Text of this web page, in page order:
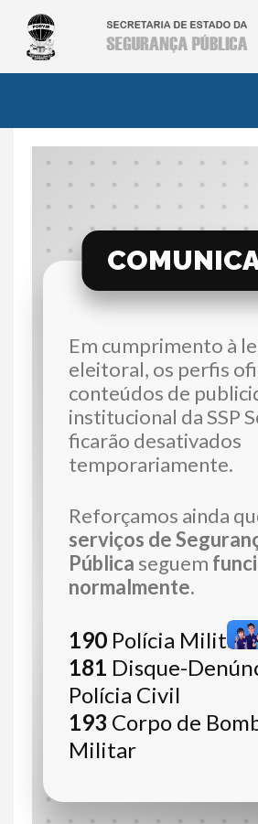
Em cumprimento à
eleitoral, os perfis
conteúdos de
institucional da SSP
ficarão desativados
temporariamente.
Reforçamos ainda
serviços de
Pública seguem
normalmente.
190 Polícia Militar
181 Disque-
Polícia Civil
193 Corpo de
Militar